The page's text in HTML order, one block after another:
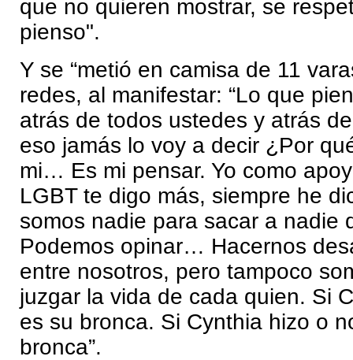
que no quieren mostrar, se
pienso".
Y se “metió en camisa de 11
redes, al manifestar: “Lo que
atrás de todos ustedes y atrás
eso jamás lo voy a decir ¿Por
mi… Es mi pensar. Yo como
LGBT te digo más, siempre he
somos nadie para sacar a nadie
Podemos opinar… Hacernos
entre nosotros, pero tampoco
juzgar la vida de cada quien. Si
es su bronca. Si Cynthia hizo o
bronca”.